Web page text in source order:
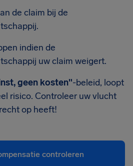
de claim bij de
indien de
uw claim weigert.
geen kosten"-beleid, loopt
risico. Controleer uw vlucht
op heeft!
controleren